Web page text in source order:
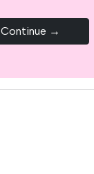
Continue →